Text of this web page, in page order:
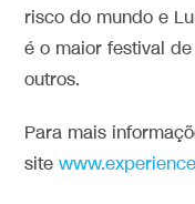
risco do mundo e
é o maior festival
outros.
Para mais
site